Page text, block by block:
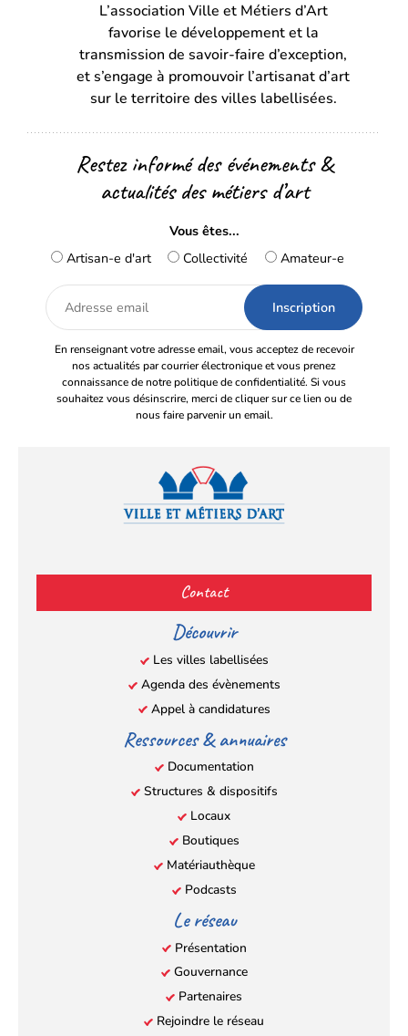
un
onglet)onglet)
L’association Ville et Métiers d’Art
favorise le développement et la
transmission de savoir-faire d’exception,
et s’engage à promouvoir l’artisanat d’art
sur le territoire des villes labellisées.
Restez informé des événements &
actualités des métiers d’art
Vous êtes...
Artisan-e d'art
Collectivité Amateur-e
Adresse
email
En renseignant votre adresse email, vous acceptez de recevoir
nos actualités par courrier électronique et vous prenez
connaissance de notre politique de confidentialité. Si vous
souhaitez vous désinscrire, merci de cliquer sur ce lien ou de
nous faire parvenir un email.
(s’ouvre
dans
nouvel
onglet)
(s’ouvre
dans
nouvel
onglet)
(s’ouvre
dans
nouvel
onglet)
(s’ouvre
nouvel
onglet)
Contact
Découvrir
Les villes labellisées
Agenda des évènements
Appel à candidatures
Ressources & annuaires
Documentation
Structures & dispositifs
Locaux
Boutiques
Matériauthèque
Podcasts
Le réseau
Présentation
Gouvernance
Partenaires
Rejoindre le réseau